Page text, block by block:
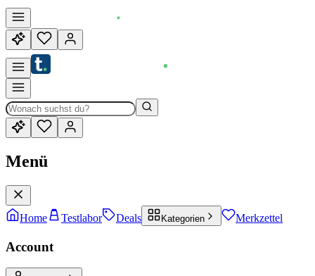
Menü
Home Testlabor Deals Kategorien Merkzettel
Account